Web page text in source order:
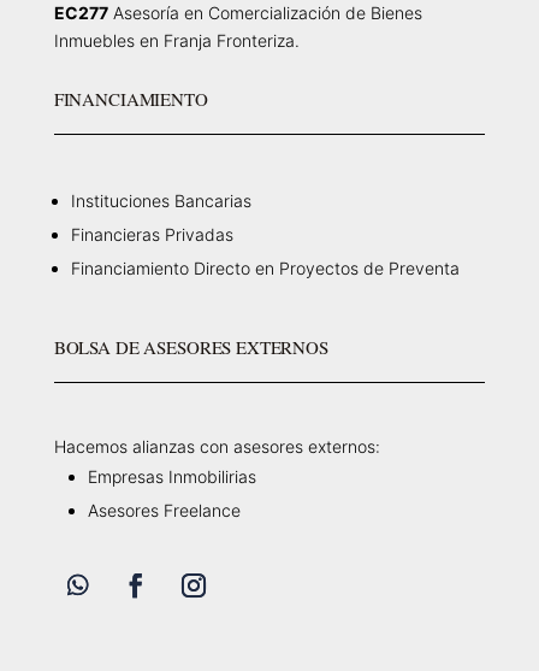
EC277Asesoría en Comercialización de Bienes
Inmuebles en Franja Fronteriza.
FINANCIAMIENTO
Instituciones Bancarias
Financieras Privadas
Financiamiento Directo en Proyectos de Preventa
BOLSA DE ASESORES EXTERNOS
Hacemos alianzas con asesores externos:
Empresas Inmobilirias
Asesores Freelance